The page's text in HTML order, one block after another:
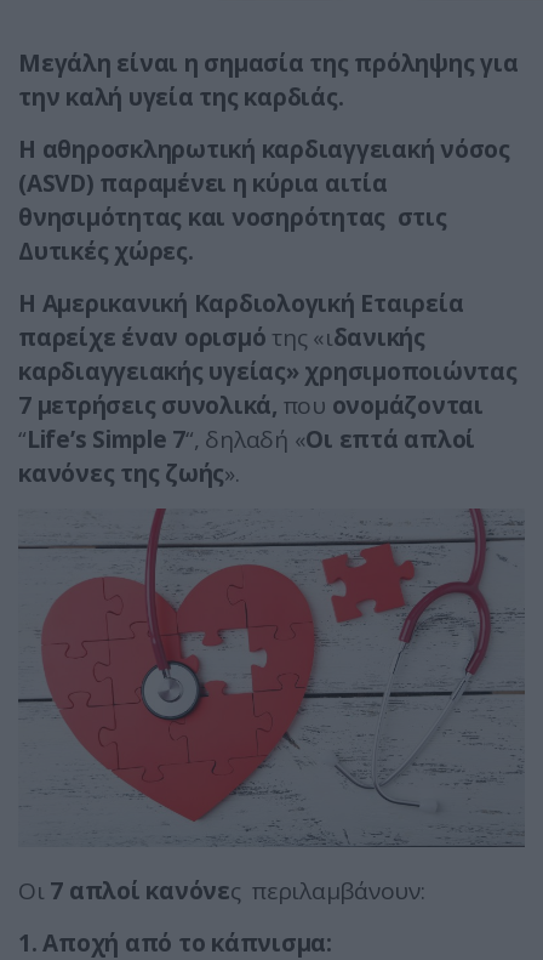
Μεγάλη είναι η σημασία της πρόληψης για
την καλή υγεία της καρδιάς.
Η αθηροσκληρωτική καρδιαγγειακή νόσος
(ASVD) παραμένει η κύρια αιτία
θνησιμότητας και νοσηρότητας στις
Δυτικές χώρες.
Η Αμερικανική Καρδιολογική Εταιρεία
παρείχε έναν ορισμό της «ιδανικής
καρδιαγγειακής υγείας» χρησιμοποιώντας
7 μετρήσεις συνολικά, που ονομάζονται
“Life’s Simple 7“, δηλαδή «Οι επτά απλοί
κανόνες της ζωής».
Οι 7 απλοί κανόνες περιλαμβάνουν:
1. Αποχή από το κάπνισμα: